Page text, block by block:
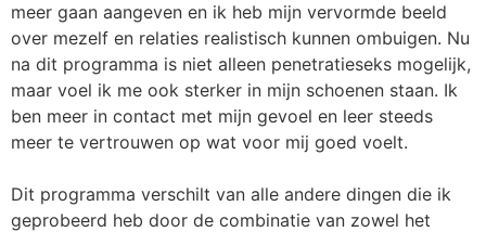
meer gaan aangeven en ik heb mijn vervormde beeld
over mezelf en relaties realistisch kunnen ombuigen. Nu
na dit programma is niet alleen penetratieseks mogelijk,
maar voel ik me ook sterker in mijn schoenen staan. Ik
ben meer in contact met mijn gevoel en leer steeds
meer te vertrouwen op wat voor mij goed voelt.
Dit programma verschilt van alle andere dingen die ik
geprobeerd heb door de combinatie van zowel het